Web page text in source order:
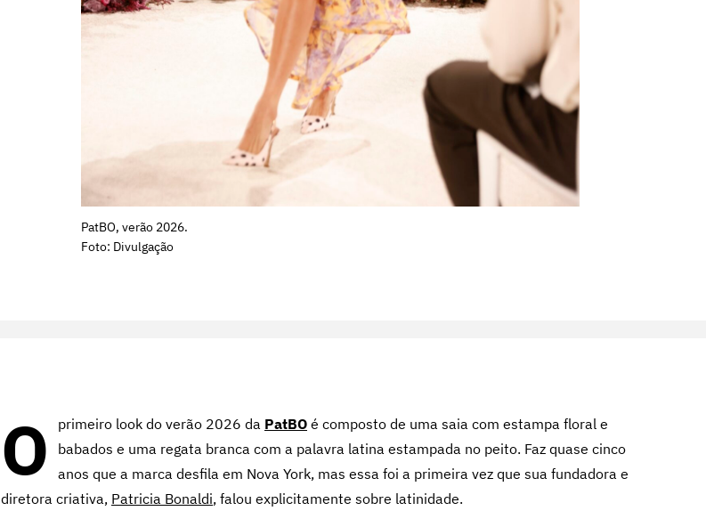
PatBO, verão 2026.
Foto: Divulgação
O primeiro look do verão 2026 da PatBO é composto de uma saia com estampa floral e
babados e uma regata branca com a palavra latina estampada no peito. Faz quase cinco
anos que a marca desfila em Nova York, mas essa foi a primeira vez que sua fundadora e
diretora criativa, Patricia Bonaldi, falou explicitamente sobre latinidade.